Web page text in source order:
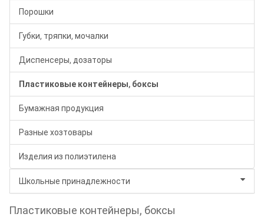
Порошки
Губки, тряпки, мочалки
Диспенсеры, дозаторы
Пластиковые контейнеры, боксы
Бумажная продукция
Разные хозтовары
Изделия из полиэтилена
Школьные принадлежности
Пластиковые контейнеры, боксы